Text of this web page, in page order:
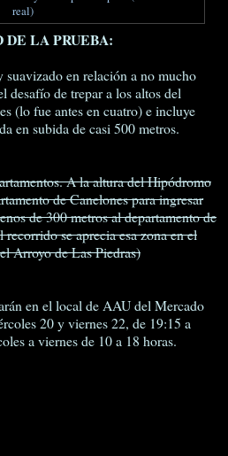
real)
DE LA PRUEBA:
en relación a no mucho
desafío de trepar a los altos del
(lo fue antes en cuatro) e incluye
en subida de casi 500 metros.
A la altura del Hipódromo
de Canelones para ingresar
de 300 metros al departamento de
se aprecia esa zona en el
Arroyo de Las Piedras)
en el local de AAU del Mercado
20 y viernes 22, de 19:15 a
a viernes de 10 a 18 horas.